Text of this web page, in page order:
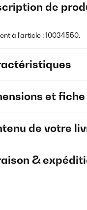
de
à l'article : 10034550.
et
de votre
&